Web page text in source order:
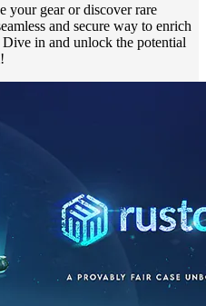
your gear or discover rare
and secure way to enrich
in and unlock the potential